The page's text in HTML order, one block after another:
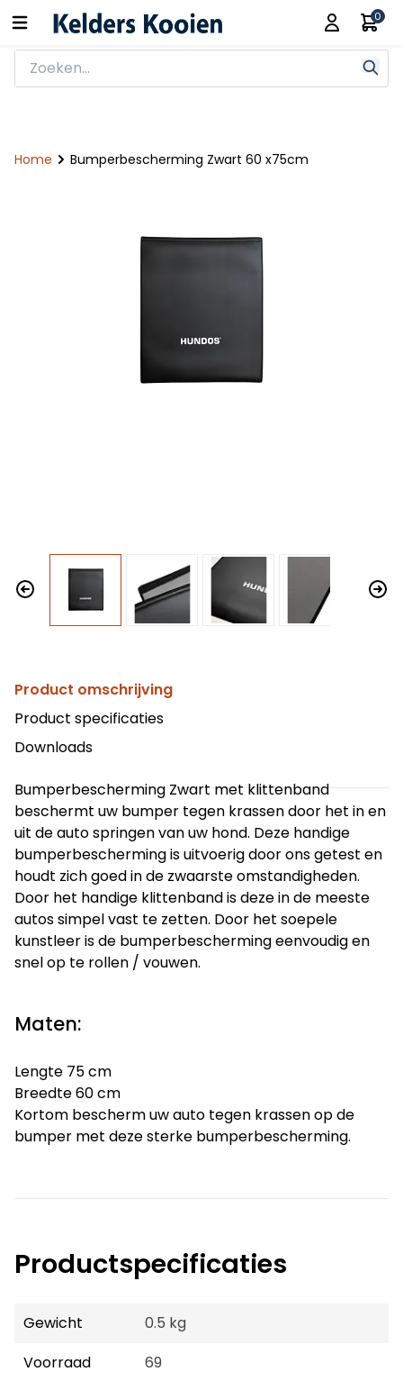
0
Home Bumperbescherming Zwart 60 x75cm
Product omschrijving
Product specificaties
Downloads
Bumperbescherming Zwart met klittenband
beschermt uw bumper tegen krassen door het in en
uit de auto springen van uw hond. Deze handige
bumperbescherming is uitvoerig door ons getest en
houdt zich goed in de zwaarste omstandigheden.
Door het handige klittenband is deze in de meeste
autos simpel vast te zetten. Door het soepele
kunstleer is de bumperbescherming eenvoudig en
snel op te rollen / vouwen.
Maten:
Lengte 75 cm
Breedte 60 cm
Kortom bescherm uw auto tegen krassen op de
bumper met deze sterke bumperbescherming.
Productspecificaties
Gewicht
0.5 kg
Voorraad
69